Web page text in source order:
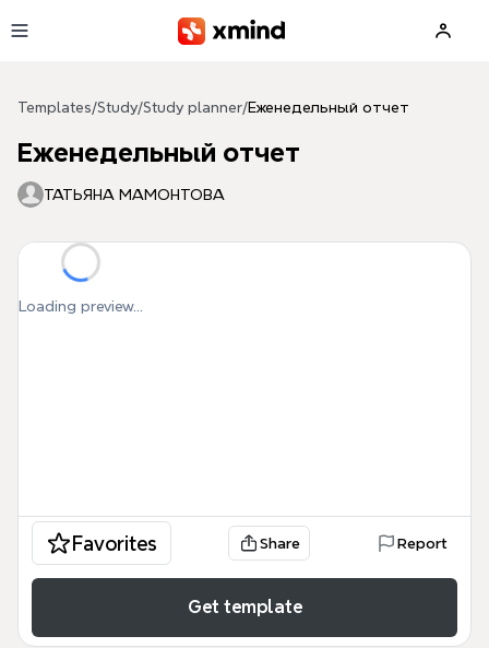
Templates/Study/Study planner/Еженедельный отчет
Еженедельный отчет
ТАТЬЯНА МАМОНТОВА
Loading preview...
Favorites Share Report
Get template